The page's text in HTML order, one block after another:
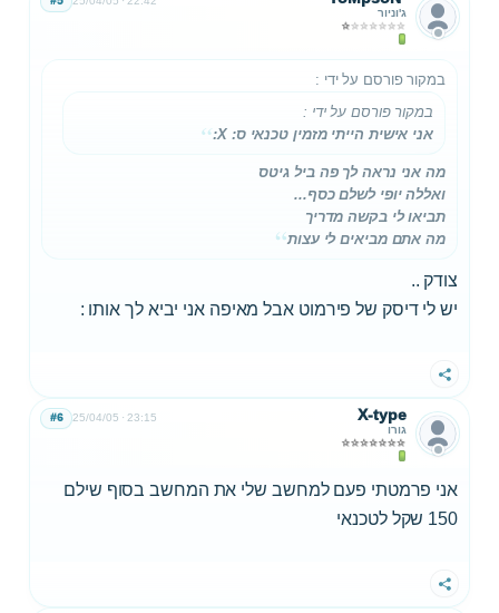
ג'וניור
במקור פורסם על ידי :
במקור פורסם על ידי :
אני אישית הייתי מזמין טכנאי ס: X:
מה אני נראה לך פה ביל גיטס
ואללה יופי לשלם כסף...
תביאו לי בקשה מדריך
מה אתם מביאים לי עצות
צודק ..
יש לי דיסק של פירמוט אבל מאיפה אני יביא לך אותו :
שתף
X-type
גורו
25/04/05 23:15
#6
אני פרמטתי פעם למחשב שלי את המחשב בסוף שילם
150 שקל לטכנאי
שתף